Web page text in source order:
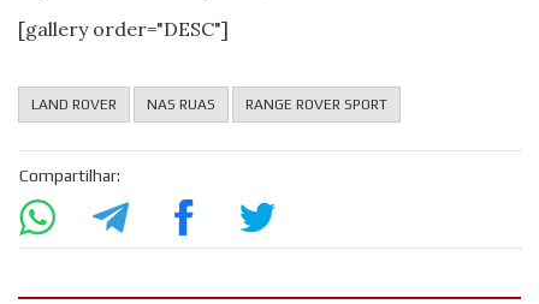
[gallery order="DESC"]
LAND ROVER NAS RUAS RANGE ROVER SPORT
Compartilhar: